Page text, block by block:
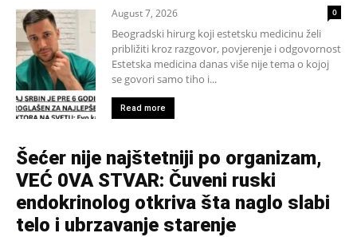
August 7, 2026 0
Beogradski hirurg koji estetsku medicinu želi
približiti kroz razgovor, povjerenje i odgovornost
Estetska medicina danas više nije tema o kojoj
se govori samo tiho i...
Read more
Šećer nije najštetniji po organizam,
VEĆ 0VA STVAR: Čuveni ruski
endokrinolog otkriva šta naglo slabi
telo i ubrzavanje starenje